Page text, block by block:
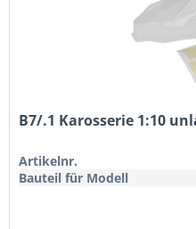
B7/.1 Karosserie 1:10
Artikelnr.
Bauteil für Modell